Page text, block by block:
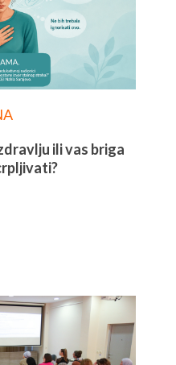
ili vas briga